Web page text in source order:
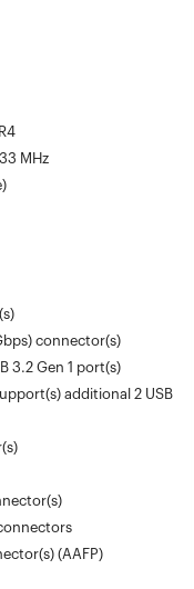
MHz
connector(s)
3.2 Gen 1 port(s)
additional 2 USB
(AAFP)